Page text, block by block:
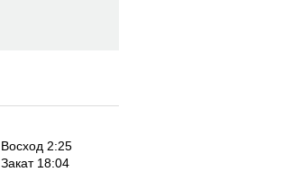
Восход 2:25
Закат 18:04